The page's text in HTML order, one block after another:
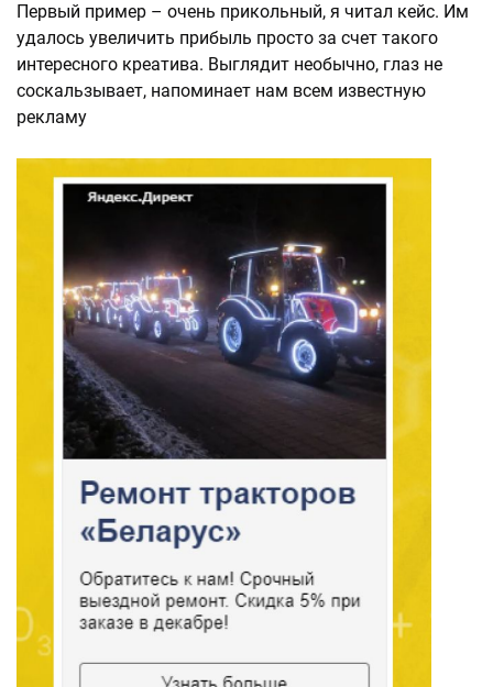
Первый пример – очень прикольный, я читал кейс. Им
удалось увеличить прибыль просто за счет такого
интересного креатива. Выглядит необычно, глаз не
соскальзывает, напоминает нам всем известную
рекламу